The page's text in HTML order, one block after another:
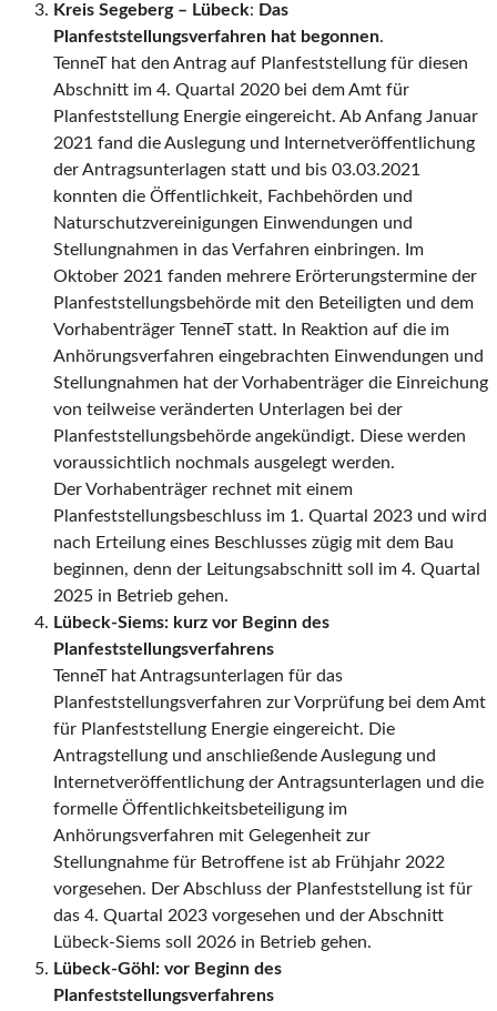
Kreis Segeberg – Lübeck: Das
Planfeststellungsverfahren hat begonnen.
TenneT hat den Antrag auf Planfeststellung für diesen
Abschnitt im 4. Quartal 2020 bei dem Amt für
Planfeststellung Energie eingereicht. Ab Anfang Januar
2021 fand die Auslegung und Internetveröffentlichung
der Antragsunterlagen statt und bis 03.03.2021
konnten die Öffentlichkeit, Fachbehörden und
Naturschutzvereinigungen Einwendungen und
Stellungnahmen in das Verfahren einbringen. Im
Oktober 2021 fanden mehrere Erörterungstermine der
Planfeststellungsbehörde mit den Beteiligten und dem
Vorhabenträger TenneT statt. In Reaktion auf die im
Anhörungsverfahren eingebrachten Einwendungen und
Stellungnahmen hat der Vorhabenträger die Einreichung
von teilweise veränderten Unterlagen bei der
Planfeststellungsbehörde angekündigt. Diese werden
voraussichtlich nochmals ausgelegt werden.
Der Vorhabenträger rechnet mit einem
Planfeststellungsbeschluss im 1. Quartal 2023 und wird
nach Erteilung eines Beschlusses zügig mit dem Bau
beginnen, denn der Leitungsabschnitt soll im 4. Quartal
2025 in Betrieb gehen.
Lübeck-Siems: kurz vor Beginn des
Planfeststellungsverfahrens
TenneT hat Antragsunterlagen für das
Planfeststellungsverfahren zur Vorprüfung bei dem Amt
für Planfeststellung Energie eingereicht. Die
Antragstellung und anschließende Auslegung und
Internetveröffentlichung der Antragsunterlagen und die
formelle Öffentlichkeitsbeteiligung im
Anhörungsverfahren mit Gelegenheit zur
Stellungnahme für Betroffene ist ab Frühjahr 2022
vorgesehen. Der Abschluss der Planfeststellung ist für
das 4. Quartal 2023 vorgesehen und der Abschnitt
Lübeck-Siems soll 2026 in Betrieb gehen.
Lübeck-Göhl: vor Beginn des
Planfeststellungsverfahrens